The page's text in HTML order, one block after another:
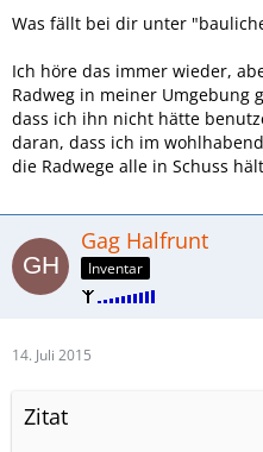
Was fällt bei dir unter
Ich höre das immer wieder,
Radweg in meiner Umgebung
dass ich ihn nicht hätte
daran, dass ich im
die Radwege alle in Schuss
Gag Halfrunt
Inventar
14. Juli 2015
Zitat